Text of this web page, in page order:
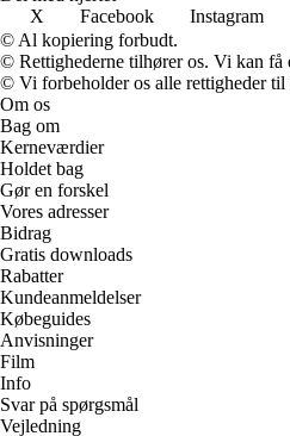
X
Facebook Instagram
© Al kopiering forbudt.
© Rettighederne tilhører os. Vi kan få
© Vi forbeholder os alle rettigheder
Om os
Bag om
Kerneværdier
Holdet bag
Gør en forskel
Vores adresser
Bidrag
Gratis downloads
Rabatter
Kundeanmeldelser
Købeguides
Anvisninger
Film
Info
Svar på spørgsmål
Vejledning